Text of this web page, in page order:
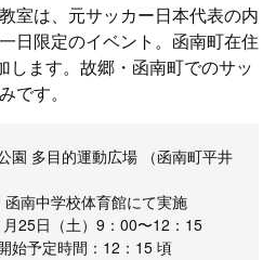
室は、元サッカー日本代表の内
日限定のイベント。函南町在住
します。故郷・函南町でのサッ
です。
園 多目的運動広場 （函南町平井
南中学校体育館にて実施
25日（土）9：00〜12：15
始予定時間：12：15 頃